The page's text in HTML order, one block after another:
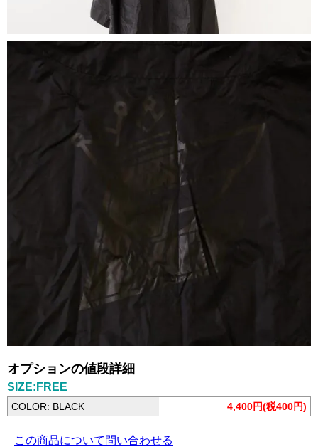
オプションの値段詳細
SIZE:FREE
COLOR: BLACK 4,400円(税400円)
この商品について問い合わせる